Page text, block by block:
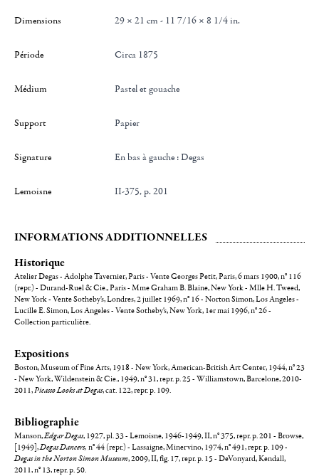
Dimensions 29 × 21 cm - 11 7/16 × 8 1/4 in.
Période Circa 1875
Médium Pastel et gouache
Support Papier
Signature en bas à gauche : Degas
Lemoisne II-375, p. 201
INFORMATIONS ADDITIONNELLES
Historique
Atelier Degas - Adolphe Tavernier, Paris - Vente Georges Petit, Paris, 6 mars 1900, n° 116
(repr.) - Durand-Ruel & Cie., Paris - Mme Graham B. Blaine, New York - Mlle H. Tweed,
New York - Vente Sotheby's, Londres, 2 juillet 1969, n° 16 - Norton Simon, Los Angeles -
Lucille E. Simon, Los Angeles - Vente Sotheby's, New York, 1er mai 1996, n° 26 -
Collection particulière.
Expositions
Boston, Museum of Fine Arts, 1918 - New York, American-British Art Center, 1944, n° 23
- New York, Wildenstein & Cie., 1949, n° 31, repr. p. 25 - Williamstown, Barcelone, 2010-
2011,Picasso Looks at Degas, cat. 122, repr. p. 109.
Bibliographie
Manson,Edgar Degas, 1927, pl. 33 - Lemoisne, 1946-1949, II, n° 375, repr. p. 201 - Browse,
[1949],Degas Dancers, n° 44 (repr.) - Lassaigne, Minervino, 1974, n° 491, repr. p. 109 -
Degas in the Norton Simon Museum, 2009, II, fig. 17, repr. p. 15 - DeVonyard, Kendall,
2011, n° 13, repr. p. 50.